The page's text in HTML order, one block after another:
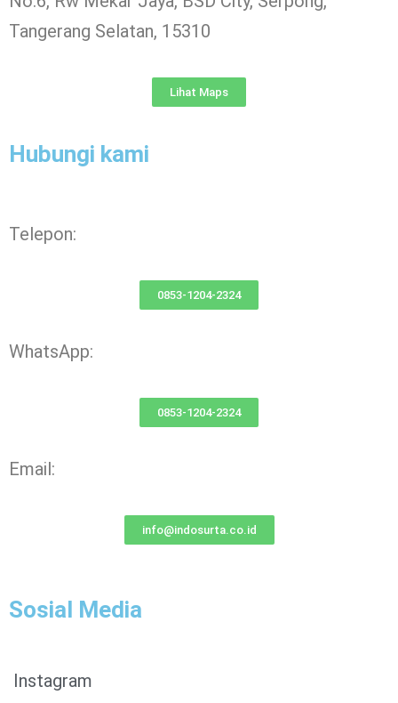
Tangerang Selatan, 15310
Lihat Maps
Hubungi kami
Telepon:
0853-1204-2324
WhatsApp:
0853-1204-2324
Email:
info@indosurta.co.id
Sosial Media
Instagram